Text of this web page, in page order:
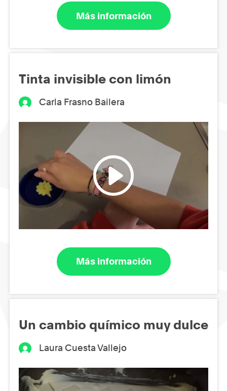
Más información
Tinta invisible con limón
Carla Frasno Bailera
Más información
Un cambio químico muy dulce
Laura Cuesta Vallejo